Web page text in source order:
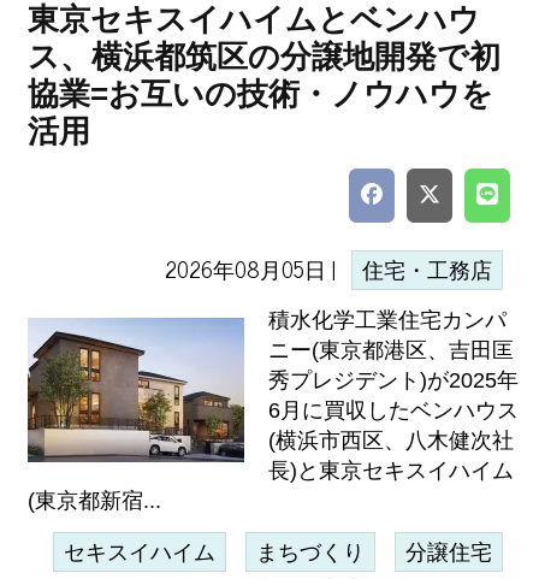
東京セキスイハイムとベンハウ
ス、横浜都筑区の分譲地開発で初
協業=お互いの技術・ノウハウを
活用
2026年08月05日 | 住宅・工務店
積水化学工業住宅カンパ
ニー(東京都港区、吉田匡
秀プレジデント)が2025年
6月に買収したベンハウス
(横浜市西区、八木健次社
長)と東京セキスイハイム
(東京都新宿...
セキスイハイム まちづくり 分譲住宅